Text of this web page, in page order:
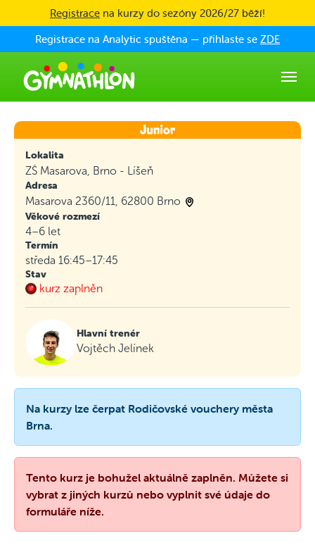
Skip to main content
Registrace na kurzy do sezóny 2026/27 běží!
Registrace na Analytic spuštěna — přihlaste se ZDE
Lokalita
ZŠ Masarova, Brno - Líšeň
Adresa
Masarova 2360/11, 62800 Brno
Věkové rozmezí
4–6 let
Termín
středa 16:45–17:45
Stav
kurz zaplněn
Hlavní trenér
Vojtěch Jelínek
Na kurzy lze čerpat Rodičovské vouchery města
Brna.
Tento kurz je bohužel aktuálně zaplněn. Můžete si
vybrat z jiných kurzů nebo vyplnit své údaje do
formuláře níže.